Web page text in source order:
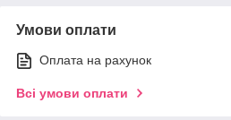
Умови оплати
Оплата на рахунок
Всі умови оплати